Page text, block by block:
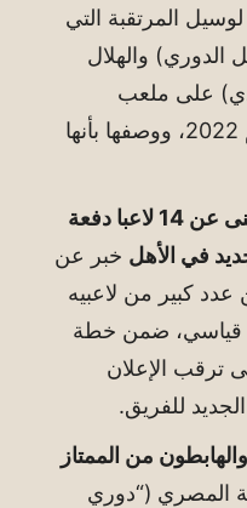
المرتقبة التي
الدوري) والهلال
على ملعب
لوسيل، أحد ملاعب كأس العالم 2022، ووصفها بأنها
رقم قياسي جديد .. الأهلى يستغنى عن 14 لاعبا دفعة
في الأهل خبر عن
عدد كبير من لاعبيه
قياسي، ضمن خطة
ترقب الإعلان
للفريق.
من الممتاز
المصري (“دوري